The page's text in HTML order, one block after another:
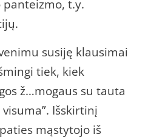
t.y.
susiję klausimai
tiek, kiek
ž…mogaus su tauta
Išskirtinį
mąstytojo iš